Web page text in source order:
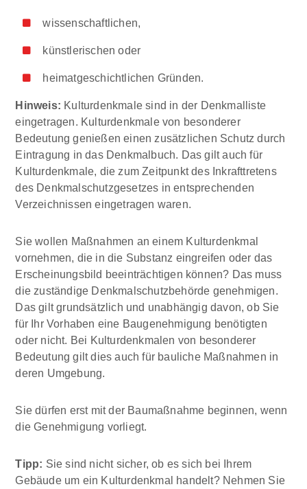
wissenschaftlichen,
künstlerischen oder
heimatgeschichtlichen Gründen.
Hinweis: Kulturdenkmale sind in der Denkmalliste
eingetragen. Kulturdenkmale von besonderer
Bedeutung genießen einen zusätzlichen Schutz durch
Eintragung in das Denkmalbuch. Das gilt auch für
Kulturdenkmale, die zum Zeitpunkt des Inkrafttretens
des Denkmalschutzgesetzes in entsprechenden
Verzeichnissen eingetragen waren.
Sie wollen Maßnahmen an einem Kulturdenkmal
vornehmen, die in die Substanz eingreifen oder das
Erscheinungsbild beeinträchtigen können? Das muss
die zuständige Denkmalschutzbehörde genehmigen.
Das gilt grundsätzlich und unabhängig davon, ob Sie
für Ihr Vorhaben eine Baugenehmigung benötigten
oder nicht. Bei Kulturdenkmalen von besonderer
Bedeutung gilt dies auch für bauliche Maßnahmen in
deren Umgebung.
Sie dürfen erst mit der Baumaßnahme beginnen, wenn
die Genehmigung vorliegt.
Tipp: Sie sind nicht sicher, ob es sich bei Ihrem
Gebäude um ein Kulturdenkmal handelt? Nehmen Sie